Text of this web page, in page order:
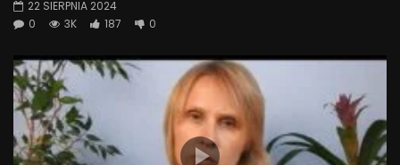
22 SIERPNIA 2024
0
3K 187 0